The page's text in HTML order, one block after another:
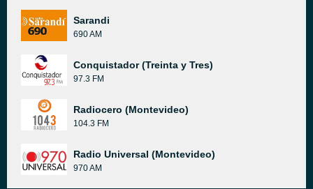
Sarandi
690 AM
Conquistador (Treinta y Tres)
97.3 FM
Radiocero (Montevideo)
104.3 FM
Radio Universal (Montevideo)
970 AM